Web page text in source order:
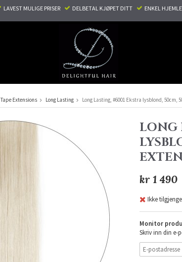
LAVEST MULIGE PRISER ​ DELBETAL KJØPET DITT ​ ENKEL
Tape Extensions Long Lasting Long Lasting, #6001 Ekstra lysblond, 50cm,
LONG
kr 1 490
Ikke
Monitor
Skriv inn din e-